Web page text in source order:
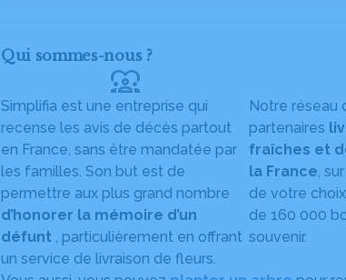
Qui sommes-nous ?
diversity_1
Simplifia est une entreprise qui
recense les avis de décès partout
en France, sans être mandatée par
les familles. Son but est de
permettre aux plus grand nombre
d’honorer la mémoire d’un
défunt , particulièrement en offrant
un service de livraison de fleurs.
Notre réseau
partenaires
fraîches et
la France,
de votre
de 160 000
souvenir.